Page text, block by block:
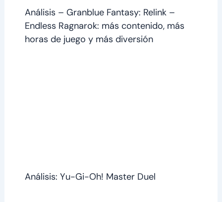
Análisis – Granblue Fantasy: Relink –
Endless Ragnarok: más contenido, más
horas de juego y más diversión
Análisis: Yu-Gi-Oh! Master Duel